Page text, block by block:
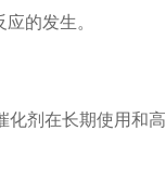
的发生。
在长期使用和